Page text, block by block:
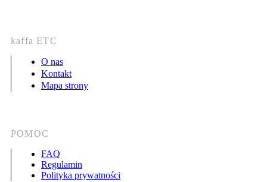
kaffa ETC
O nas
Kontakt
Mapa strony
POMOC
FAQ
Regulamin
Polityka prywatności